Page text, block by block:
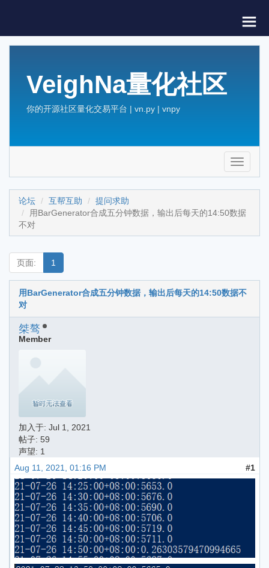
VeighNa量化社区
你的开源社区量化交易平台 | vn.py | vnpy
Toggle
论坛 互帮互助
提问求助
用BarGenerator合成五分钟数据，输出后每天的14:50数据
不对
页面: 1
用BarGenerator合成五分钟数据，输出后每天的14:50数据不
对
桀骜
Member
加入于: Jul 1, 2021
帖子: 59
声望: 1
Aug 11, 2021, 01:16 PM
#1